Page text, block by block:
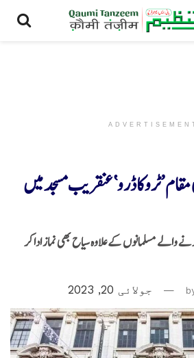
’ٹروکاڈرو‘عنقریب مسجد میں
والے مسلمانوں کے علاوہ سیاح بھی نماز ادا کر
جولائی 20, 2023